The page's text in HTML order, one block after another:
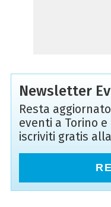
Newsletter
Resta
eventi a Torino
iscriviti gratis